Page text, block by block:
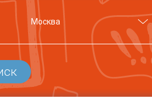
Москва